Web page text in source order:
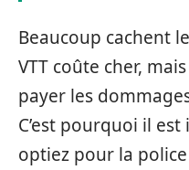
Beaucoup cachent
VTT coûte cher,
payer les
C’est pourquoi il
optiez pour la police